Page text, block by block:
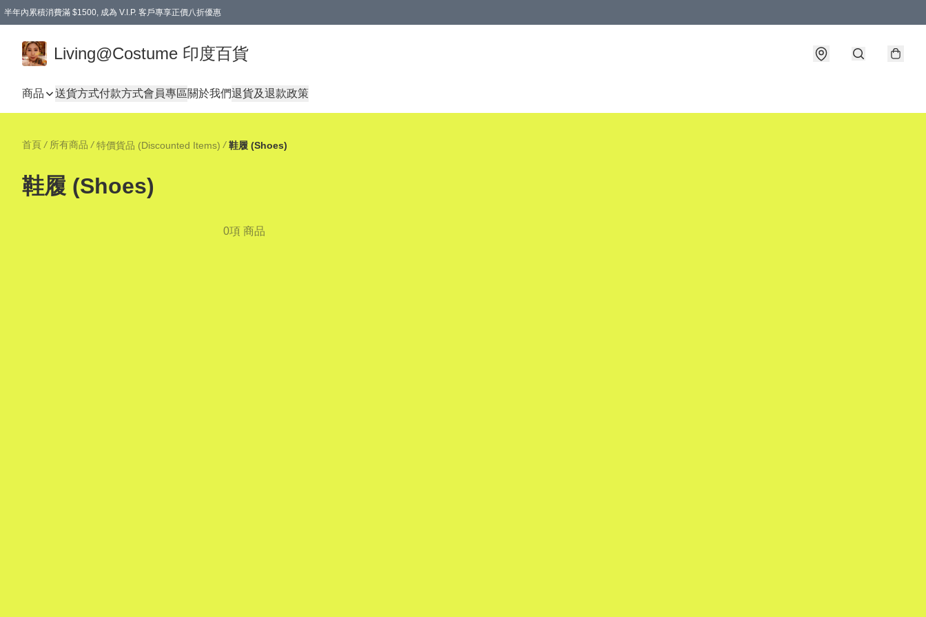
半年內累積消費滿 $1500, 成為 V.I.P. 客戶專享正價八折優惠
Living@Costume 印度百貨
商品 送貨方式付款方式會員專區關於我們退貨及退款政策
首頁 / 所有商品 / 特價貨品 (Discounted Items) / 鞋履 (Shoes)
鞋履 (Shoes)
0項 商品